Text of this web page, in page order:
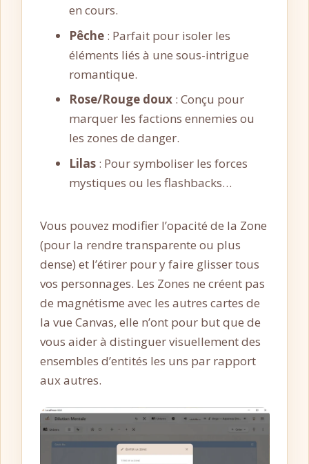
en cours.
Pêche : Parfait pour isoler les
éléments liés à une sous-intrigue
romantique.
Rose/Rouge doux : Conçu pour
marquer les factions ennemies ou
les zones de danger.
Lilas : Pour symboliser les forces
mystiques ou les flashbacks…
Vous pouvez modifier l’opacité de la Zone
(pour la rendre transparente ou plus
dense) et l’étirer pour y faire glisser tous
vos personnages. Les Zones ne créent pas
de magnétisme avec les autres cartes de
la vue Canvas, elle n’ont pour but que de
vous aider à distinguer visuellement des
ensembles d’entités les uns par rapport
aux autres.